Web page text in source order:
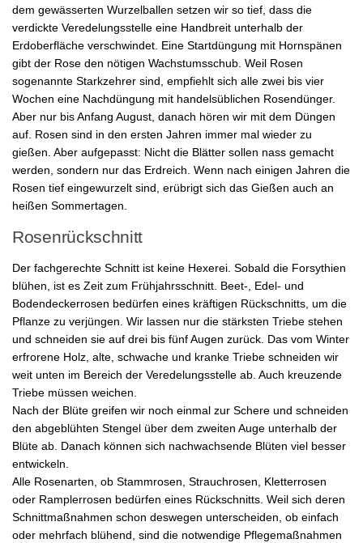
dem gewässerten Wurzelballen setzen wir so tief, dass die
verdickte Veredelungsstelle eine Handbreit unterhalb der
Erdoberfläche verschwindet. Eine Startdüngung mit Hornspänen
gibt der Rose den nötigen Wachstumsschub. Weil Rosen
sogenannte Starkzehrer sind, empfiehlt sich alle zwei bis vier
Wochen eine Nachdüngung mit handelsüblichen Rosendünger.
Aber nur bis Anfang August, danach hören wir mit dem Düngen
auf. Rosen sind in den ersten Jahren immer mal wieder zu
gießen. Aber aufgepasst: Nicht die Blätter sollen nass gemacht
werden, sondern nur das Erdreich. Wenn nach einigen Jahren die
Rosen tief eingewurzelt sind, erübrigt sich das Gießen auch an
heißen Sommertagen.
Rosenrückschnitt
Der fachgerechte Schnitt ist keine Hexerei. Sobald die Forsythien
blühen, ist es Zeit zum Frühjahrsschnitt. Beet-, Edel- und
Bodendeckerrosen bedürfen eines kräftigen Rückschnitts, um die
Pflanze zu verjüngen. Wir lassen nur die stärksten Triebe stehen
und schneiden sie auf drei bis fünf Augen zurück. Das vom Winter
erfrorene Holz, alte, schwache und kranke Triebe schneiden wir
weit unten im Bereich der Veredelungsstelle ab. Auch kreuzende
Triebe müssen weichen.
Nach der Blüte greifen wir noch einmal zur Schere und schneiden
den abgeblühten Stengel über dem zweiten Auge unterhalb der
Blüte ab. Danach können sich nachwachsende Blüten viel besser
entwickeln.
Alle Rosenarten, ob Stammrosen, Strauchrosen, Kletterrosen
oder Ramplerrosen bedürfen eines Rückschnitts. Weil sich deren
Schnittmaßnahmen schon deswegen unterscheiden, ob einfach
oder mehrfach blühend, sind die notwendige Pflegemaßnahmen